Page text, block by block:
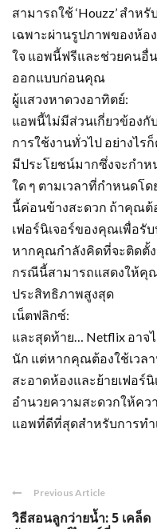
สามารถใช้ ‘Houzz’ สำห
เฉพาะผ่านรูปภาพของห้อ
ใจ แอพนี้ฟรีและช่วยคนอื่
ออกแบบก่อนคุณ
ผู้แสวงหาดวงอาทิตย์:
แอพนี้ไม่มีส่วนเกี่ยวข้องกั
การใช้งานทั่วไป อย่างไร
มีประโยชน์มากซึ่งจะกำ
ใด ๆ ตามเวลาที่กำหนดโ
นี้ค่อนข้างสะดวก ถ้าคุณต้
เฟอร์นิเจอร์ของคุณเพื่อรั
หากคุณกำลังคิดที่จะติดตั้ง
กรณีนี้สามารถแสดงให้คุ
ประสิทธิภาพสูงสุด
เน็ตฟลิกซ์:
และสุดท้าย… Netflix อาจ
นัก แต่หากคุณต้องใช้เวล
สะอาดห้องและย้ายเฟอร์
อำนวยความสะดวกให้คว
แอพที่ดีที่สุดสำหรับการท
Previous Article
วิธีสอนลูกว่ายน้ำ: 5 เคล็ด